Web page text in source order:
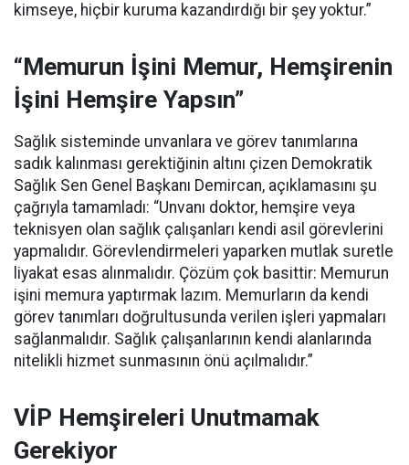
kimseye, hiçbir kuruma kazandırdığı bir şey yoktur.”
“Memurun İşini Memur, Hemşirenin
İşini Hemşire Yapsın”
Sağlık sisteminde unvanlara ve görev tanımlarına
sadık kalınması gerektiğinin altını çizen Demokratik
Sağlık Sen Genel Başkanı Demircan, açıklamasını şu
çağrıyla tamamladı: “Unvanı doktor, hemşire veya
teknisyen olan sağlık çalışanları kendi asil görevlerini
yapmalıdır. Görevlendirmeleri yaparken mutlak suretle
liyakat esas alınmalıdır. Çözüm çok basittir: Memurun
işini memura yaptırmak lazım. Memurların da kendi
görev tanımları doğrultusunda verilen işleri yapmaları
sağlanmalıdır. Sağlık çalışanlarının kendi alanlarında
nitelikli hizmet sunmasının önü açılmalıdır.”
VİP Hemşireleri Unutmamak
Gerekiyor